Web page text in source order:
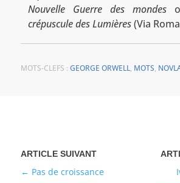
Nouvelle Guerre des mondes
crépuscule des Lumières(Via
MOTS-CLEFS : GEORGE ORWELL, MOTS,
Pas de croissance